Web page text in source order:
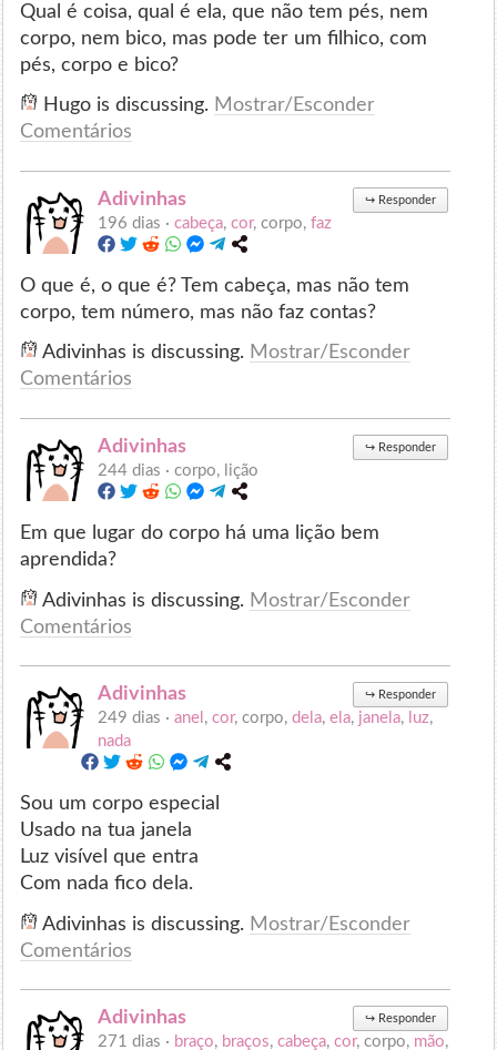
Qual é coisa, qual é ela, que não tem pés, nem
corpo, nem bico, mas pode ter um filhico, com
pés, corpo e bico?
Hugo is discussing. Mostrar/Esconder
Comentários
Adivinhas ↪ Responder
196 dias ·cabeça,cor, corpo,faz
O que é, o que é? Tem cabeça, mas não tem
corpo, tem número, mas não faz contas?
Adivinhas is discussing. Mostrar/Esconder
Comentários
Adivinhas ↪ Responder
244 dias ·corpo, lição
Em que lugar do corpo há uma lição bem
aprendida?
Adivinhas is discussing. Mostrar/Esconder
Comentários
Adivinhas ↪ Responder
249 dias ·anel ,cor, corpo,dela,ela, janela, luz,
nada
Sou um corpo especial
Usado na tua janela
Luz visível que entra
Com nada fico dela.
Adivinhas is discussing. Mostrar/Esconder
Comentários
Adivinhas ↪ Responder
271 dias · braço, braços,cabeça,cor, corpo, mão,